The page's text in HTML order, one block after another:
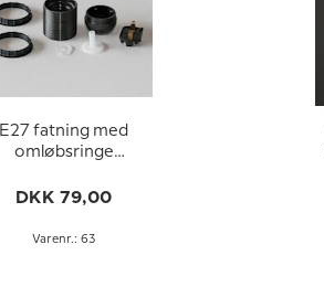
E27 fatning med
omløbsringe
afbryder, sort
DKK 79,00
Varenr.: 63